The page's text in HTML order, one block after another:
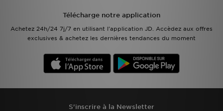
Télécharge notre application
Achetez 24h/24 7j/7 en utilisant l'application JD. Accèdez aux offres
exclusives & achetez les dernières tendances du moment
S'inscrire à la Newsletter